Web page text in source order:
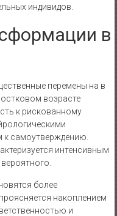
индивидов.
в
перемены на в
возрасте
к рискованному
к самоутверждению.
интенсивным
более
накоплением
и